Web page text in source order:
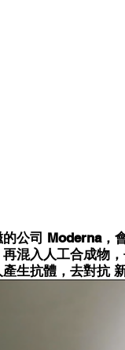
的公司 Moderna，
再混入人工合成物
生抗體，去對抗